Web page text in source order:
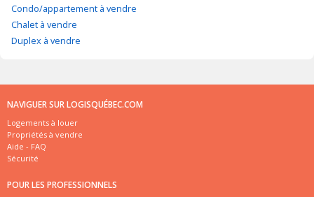
Condo/appartement à vendre
Chalet à vendre
Duplex à vendre
NAVIGUER SUR LOGISQUÉBEC.COM
Logements à louer
Propriétés à vendre
Aide - FAQ
Sécurité
POUR LES PROFESSIONNELS